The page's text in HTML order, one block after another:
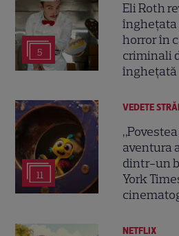
5
Eli Roth
înghețata
horror în
criminali
înghețată
11
VEDETE
aventura
dintr-un
York
NETFLIX